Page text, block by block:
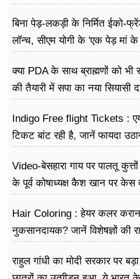
बिना पेड़-लकड़ी के निर्मित ईको-
लॉन्च, सीएम योगी के 'एक पेड़ मां
क्या PDA के साथ ब्राह्मणों को
की तैयारी में सपा का नया सियासी
Indigo Free flight Tickets :
टिकट बांट रही है, जानें फायदा
Video-बेसहारा गाय पर पालतू
के पूर्व कोषाध्यक्ष कैश खान पर
Hair Coloring : हेयर कलर
नुकसानदायक? जानें विशेषज्ञों की
राहुल गांधी का मोदी सरकार पर